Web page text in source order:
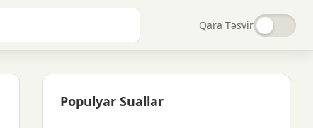
Qara Təsvir
Populyar Suallar